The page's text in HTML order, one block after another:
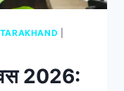
2026: